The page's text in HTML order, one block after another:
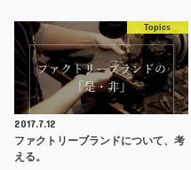
Topics
2017.7.12
ファクトリーブランドについて、考
える。